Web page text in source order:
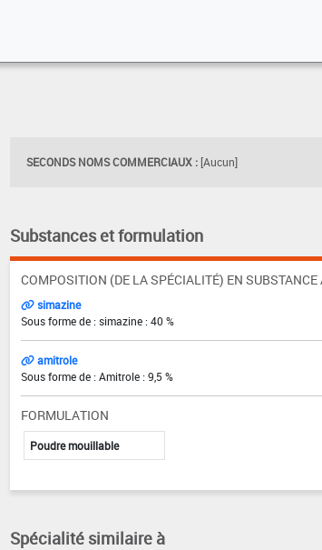
SECONDS NOMS COMMERCIAUX : [Aucun]
Substances et formulation
COMPOSITION (DE LA SPÉCIALITÉ) EN SUBSTANCE
simazine
Sous forme de : simazine : 40 %
amitrole
Sous forme de : Amitrole : 9,5 %
FORMULATION
Poudre mouillable
Spécialité similaire à